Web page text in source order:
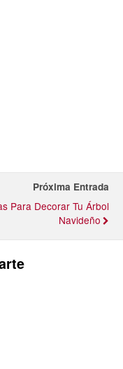
Próxima Entrada
Para Decorar Tu Árbol
Navideño